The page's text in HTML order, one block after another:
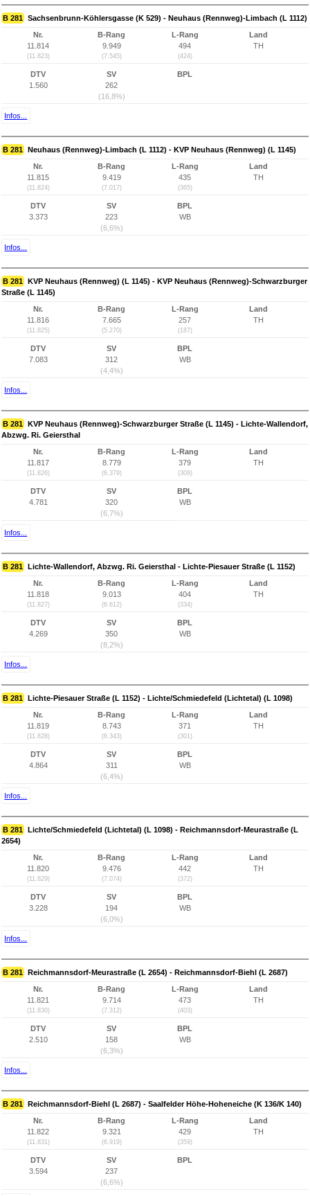
B 281 Sachsenbrunn-Köhlersgasse (K 529) - Neuhaus (Rennweg)-Limbach (L 1112)
Nr.
11.814
(11.823)
B-Rang
9.949
(7.545)
L-Rang
494
(424)
Land
TH
DTV
1.560
SV
262
(16,8%)
BPL
Infos...
B 281 Neuhaus (Rennweg)-Limbach (L 1112) - KVP Neuhaus (Rennweg) (L 1145)
Nr.
11.815
(11.824)
B-Rang
9.419
(7.017)
L-Rang
435
(365)
Land
TH
DTV
3.373
SV
223
(6,6%)
BPL
WB
Infos...
B 281 KVP Neuhaus (Rennweg) (L 1145) - KVP Neuhaus (Rennweg)-Schwarzburger
Straße (L 1145)
Nr.
11.816
(11.825)
B-Rang
7.665
(5.270)
L-Rang
257
(187)
Land
TH
DTV
7.083
SV
312
(4,4%)
BPL
WB
Infos...
B 281 KVP Neuhaus (Rennweg)-Schwarzburger Straße (L 1145) - Lichte-Wallendorf,
Abzwg. Ri. Geiersthal
Nr.
11.817
(11.826)
B-Rang
8.779
(6.379)
L-Rang
379
(309)
Land
TH
DTV
4.781
SV
320
(6,7%)
BPL
WB
Infos...
B 281 Lichte-Wallendorf, Abzwg. Ri. Geiersthal - Lichte-Piesauer Straße (L 1152)
Nr.
11.818
(11.827)
B-Rang
9.013
(6.612)
L-Rang
404
(334)
Land
TH
DTV
4.269
SV
350
(8,2%)
BPL
WB
Infos...
B 281 Lichte-Piesauer Straße (L 1152) - Lichte/Schmiedefeld (Lichtetal) (L 1098)
Nr.
11.819
(11.828)
B-Rang
8.743
(6.343)
L-Rang
371
(301)
Land
TH
DTV
4.864
SV
311
(6,4%)
BPL
WB
Infos...
B 281 Lichte/Schmiedefeld (Lichtetal) (L 1098) - Reichmannsdorf-Meurastraße (L
2654)
Nr.
11.820
(11.829)
B-Rang
9.476
(7.074)
L-Rang
442
(372)
Land
TH
DTV
3.228
SV
194
(6,0%)
BPL
WB
Infos...
B 281 Reichmannsdorf-Meurastraße (L 2654) - Reichmannsdorf-Biehl (L 2687)
Nr.
11.821
(11.830)
B-Rang
9.714
(7.312)
L-Rang
473
(403)
Land
TH
DTV
2.510
SV
158
(6,3%)
BPL
WB
Infos...
B 281 Reichmannsdorf-Biehl (L 2687) - Saalfelder Höhe-Hoheneiche (K 136/K 140)
Nr.
11.822
(11.831)
B-Rang
9.321
(6.919)
L-Rang
429
(359)
Land
TH
DTV
3.594
SV
237
(6,6%)
BPL